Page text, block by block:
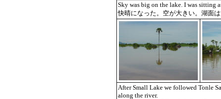
Sky was big on the lake. I was sitting
快晴になった。空が大きい。湖面
After Small Lake we followed Tonle
along the river.